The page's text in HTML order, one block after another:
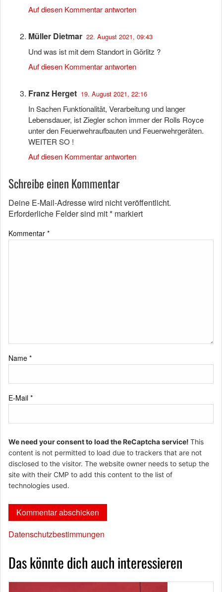
Auf diesen Kommentar antworten
Müller Dietmar 22. August 2021, 09:43
Und was ist mit dem Standort in Görlitz ?
Auf diesen Kommentar antworten
Franz Herget 19. August 2021, 22:16
In Sachen Funktionalität, Verarbeitung und langer
Lebensdauer, ist Ziegler schon immer der Rolls Royce
unter den Feuerwehraufbauten und Feuerwehrgeräten.
WEITER SO !
Auf diesen Kommentar antworten
Schreibe einen Kommentar
Deine E-Mail-Adresse wird nicht veröffentlicht.
Erforderliche Felder sind mit* markiert
Kommentar *
Name *
E-Mail *
We need your consent to load the ReCaptcha service! This
content is not permitted to load due to trackers that are not
disclosed to the visitor. The website owner needs to setup the
site with their CMP to add this content to the list of
technologies used.
Datenschutzbestimmungen
Das könnte dich auch interessieren